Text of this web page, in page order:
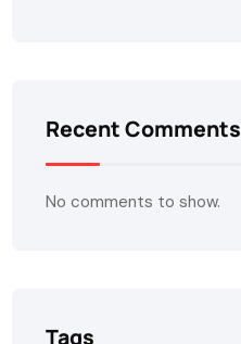
Recent Comments
No comments to show.
Tags